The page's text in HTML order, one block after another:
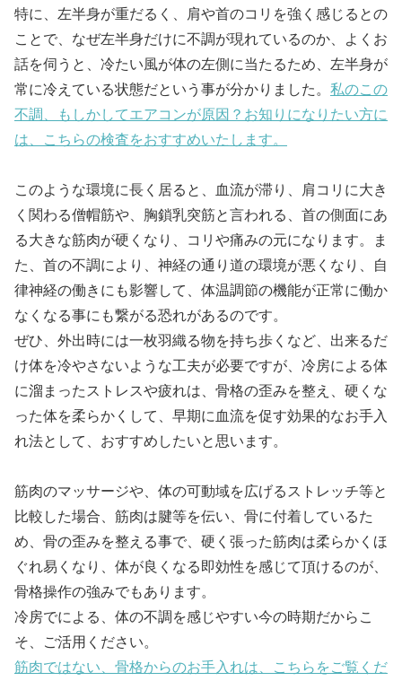
特に、左半身が重だるく、肩や首のコリを強く感じるとの
ことで、なぜ左半身だけに不調が現れているのか、よくお
話を伺うと、冷たい風が体の左側に当たるため、左半身が
常に冷えている状態だという事が分かりました。 私のこの
不調、もしかしてエアコンが原因？お知りになりたい方に
は、こちらの検査をおすすめいたします。
このような環境に長く居ると、血流が滞り、肩コリに大き
く関わる僧帽筋や、胸鎖乳突筋と言われる、首の側面にあ
る大きな筋肉が硬くなり、コリや痛みの元になります。ま
た、首の不調により、神経の通り道の環境が悪くなり、自
律神経の働きにも影響して、体温調節の機能が正常に働か
なくなる事にも繋がる恐れがあるのです。
ぜひ、外出時には一枚羽織る物を持ち歩くなど、出来るだ
け体を冷やさないような工夫が必要ですが、冷房による体
に溜まったストレスや疲れは、骨格の歪みを整え、硬くな
った体を柔らかくして、早期に血流を促す効果的なお手入
れ法として、おすすめしたいと思います。
筋肉のマッサージや、体の可動域を広げるストレッチ等と
比較した場合、筋肉は腱等を伝い、骨に付着しているた
め、骨の歪みを整える事で、硬く張った筋肉は柔らかくほ
ぐれ易くなり、体が良くなる即効性を感じて頂けるのが、
骨格操作の強みでもあります。
冷房でによる、体の不調を感じやすい今の時期だからこ
そ、ご活用ください。
筋肉ではない、骨格からのお手入れは、こちらをご覧くだ